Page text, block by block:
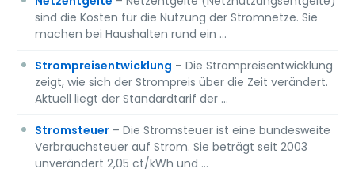
sind die Kosten für die Nutzung der Stromnetze. Sie
machen bei Haushalten rund ein …
Strompreisentwicklung – Die Strompreisentwicklung
zeigt, wie sich der Strompreis über die Zeit verändert.
Aktuell liegt der Standardtarif der …
Stromsteuer – Die Stromsteuer ist eine bundesweite
Verbrauchsteuer auf Strom. Sie beträgt seit 2003
unverändert 2,05 ct/kWh und …